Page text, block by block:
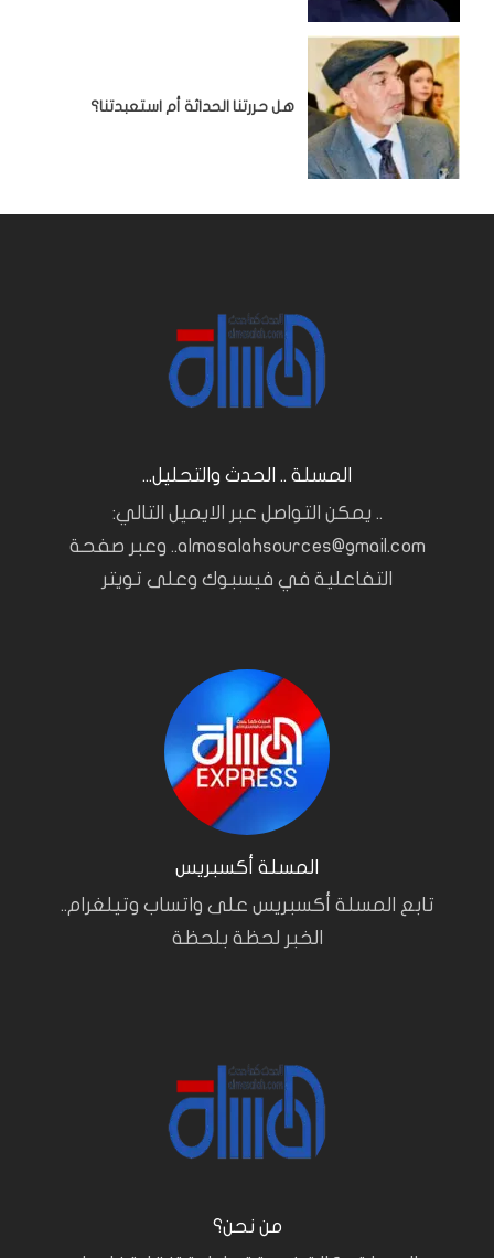
هل حررتنا الحداثة أم استعبدتنا؟
المسلة .. الحدث والتحليل...
.. يمكن التواصل عبر الايميل التالي:
almasalahsources@gmail.com.. وعبر صفحة
التفاعلية في فيسبوك وعلى تويتر
المسلة أكسبريس
تابع المسلة أكسبريس على واتساب وتيلغرام..
الخبر لحظة بلحظة
من نحن؟